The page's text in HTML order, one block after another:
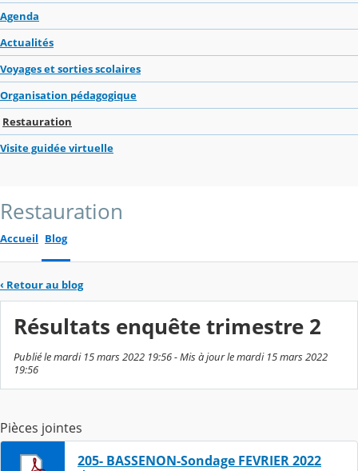
Agenda
Actualités
Voyages et sorties scolaires
Organisation pédagogique
Restauration
Visite guidée virtuelle
Restauration
Accueil Blog
‹ Retour au blog
Résultats enquête trimestre 2
Publié le mardi 15 mars 2022 19:56 - Mis à jour le mardi 15 mars 2022
19:56
Pièces jointes
205- BASSENON-Sondage FEVRIER 2022